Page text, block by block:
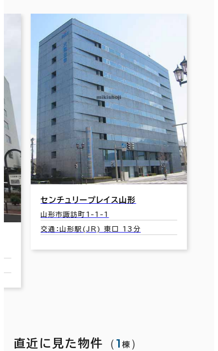
朝日生命山形ビル
直近に見た物件 （1 棟 ）